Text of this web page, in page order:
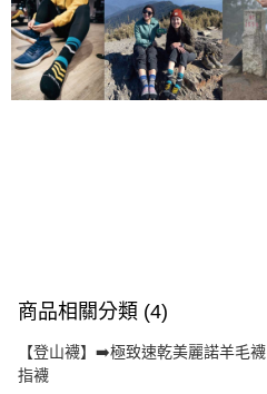
商品相關分類 (4)
【登山襪】➡️極致速乾美麗諾羊毛襪
指襪